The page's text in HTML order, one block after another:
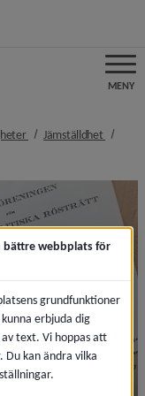
MENY
nivå i
Jämställdhet nivå i
bättre webbplats för
grundfunktioner
erbjuda dig
text. Vi hoppas att
Du kan ändra vilka